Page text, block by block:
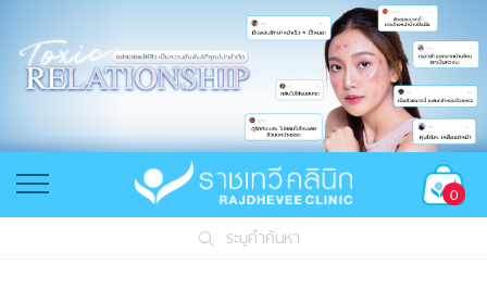
0
ระบุคำค้นหา